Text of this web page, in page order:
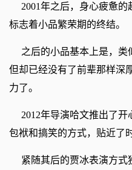
2001年之后，身心疲惫的
标志着小品繁荣期的终结。
之后的小品基本上是，类
但却已经没有了前辈那样深
力了。
2012年导演哈文推出了
包袱和搞笑的方式，贴近了
紧随其后的贾冰表演方式